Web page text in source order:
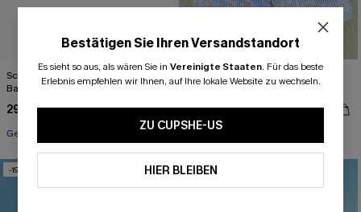
Schwarzer Gesmokte Taille
Bandeau-Jumpsuit
29,00 €36,00 €
Gesmokt
Blau-Weiße Shorts mit Gummizug
und Bogensaum
25,00 €31,00 €
-19% -20%
Bestätigen Sie Ihren Versandstandort
Es sieht so aus, als wären Sie in Vereinigte Staaten. Für das beste
Erlebnis empfehlen wir Ihnen, auf Ihre lokale Website zu wechseln.
ZU CUPSHE-US
HIER BLEIBEN